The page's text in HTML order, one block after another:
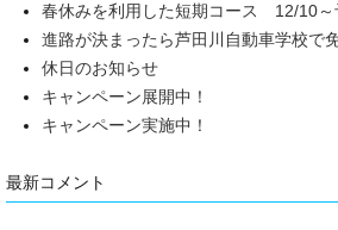
春休みを利用した短期コース 12/10～
進路が決まったら芦田川自動車学校で
休日のお知らせ
キャンペーン展開中！
キャンペーン実施中！
最新コメント